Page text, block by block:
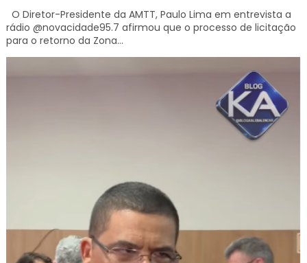
O Diretor-Presidente da AMTT, Paulo Lima em entrevista a
rádio @novacidade95.7 afirmou que o processo de licitação
para o retorno da Zona...